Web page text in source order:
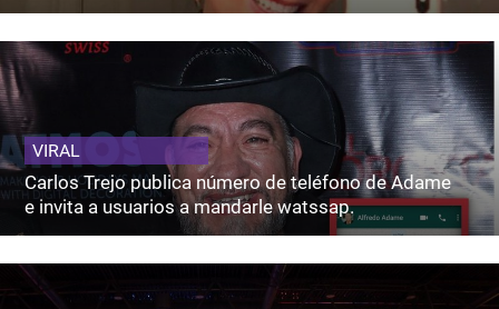
VIRAL
Carlos Trejo publica número de teléfono de Adame
e invita a usuarios a mandarle watssap.